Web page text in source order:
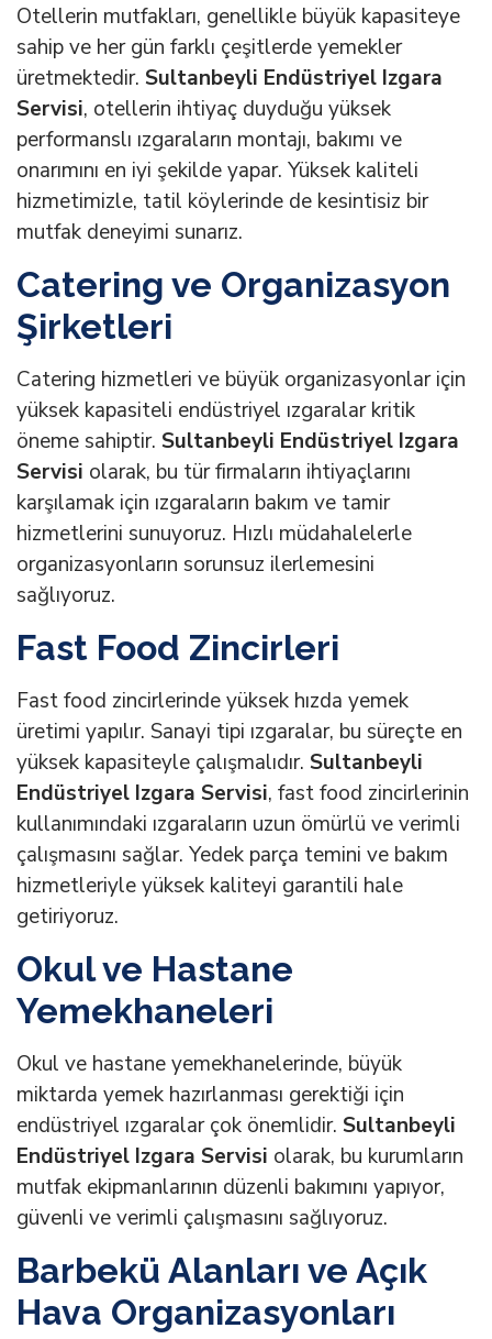
Otellerin mutfakları, genellikle büyük kapasiteye
sahip ve her gün farklı çeşitlerde yemekler
üretmektedir. Sultanbeyli Endüstriyel Izgara
Servisi, otellerin ihtiyaç duyduğu yüksek
performanslı ızgaraların montajı, bakımı ve
onarımını en iyi şekilde yapar. Yüksek kaliteli
hizmetimizle, tatil köylerinde de kesintisiz bir
mutfak deneyimi sunarız.
Catering ve Organizasyon
Şirketleri
Catering hizmetleri ve büyük organizasyonlar için
yüksek kapasiteli endüstriyel ızgaralar kritik
öneme sahiptir. Sultanbeyli Endüstriyel Izgara
Servisi olarak, bu tür firmaların ihtiyaçlarını
karşılamak için ızgaraların bakım ve tamir
hizmetlerini sunuyoruz. Hızlı müdahalelerle
organizasyonların sorunsuz ilerlemesini
sağlıyoruz.
Fast Food Zincirleri
Fast food zincirlerinde yüksek hızda yemek
üretimi yapılır. Sanayi tipi ızgaralar, bu süreçte en
yüksek kapasiteyle çalışmalıdır. Sultanbeyli
Endüstriyel Izgara Servisi, fast food zincirlerinin
kullanımındaki ızgaraların uzun ömürlü ve verimli
çalışmasını sağlar. Yedek parça temini ve bakım
hizmetleriyle yüksek kaliteyi garantili hale
getiriyoruz.
Okul ve Hastane
Yemekhaneleri
Okul ve hastane yemekhanelerinde, büyük
miktarda yemek hazırlanması gerektiği için
endüstriyel ızgaralar çok önemlidir. Sultanbeyli
Endüstriyel Izgara Servisi olarak, bu kurumların
mutfak ekipmanlarının düzenli bakımını yapıyor,
güvenli ve verimli çalışmasını sağlıyoruz.
Barbekü Alanları ve Açık
Hava Organizasyonları